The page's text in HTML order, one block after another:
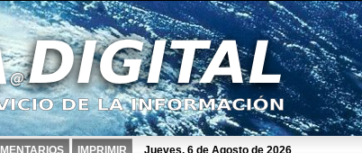
IMPRIMIR Jueves, 6 de Agosto de 2026